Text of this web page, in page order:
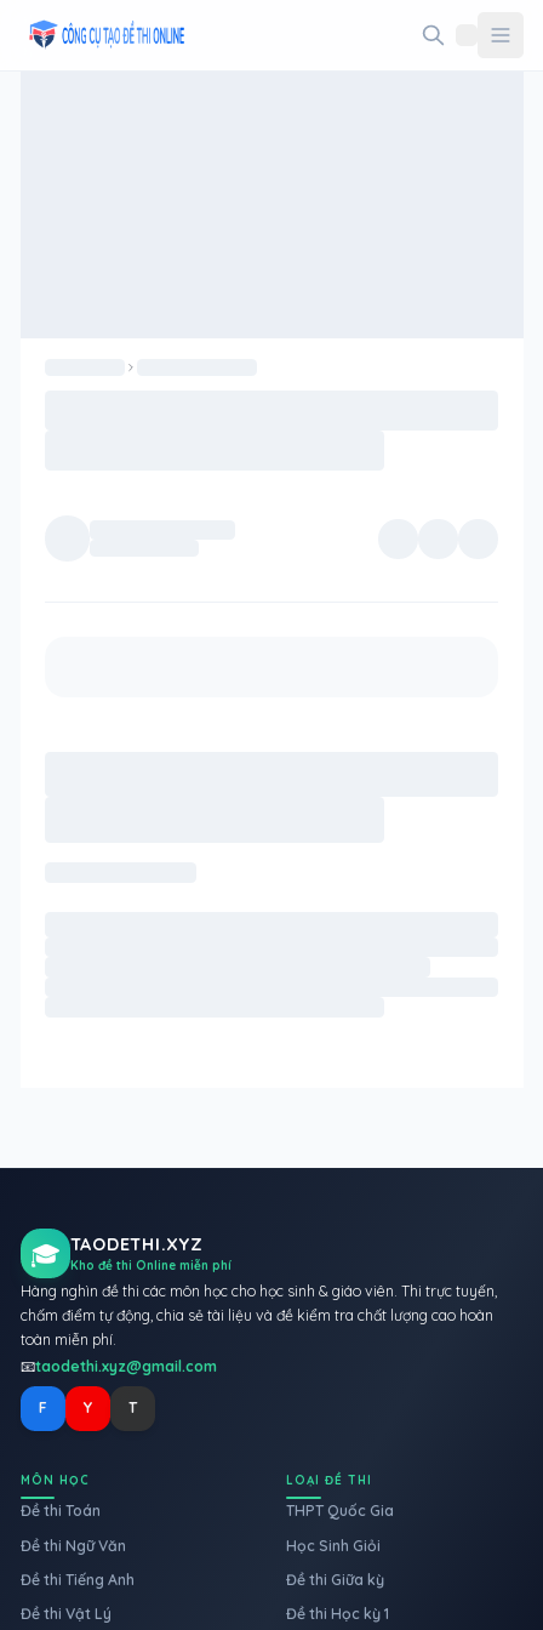
🎓 TAODETHI.XYZ
Kho đề thi Online miễn phí
Hàng nghìn đề thi các môn học cho học sinh & giáo viên. Thi trực tuyến,
chấm điểm tự động, chia sẻ tài liệu và đề kiểm tra chất lượng cao hoàn
toàn miễn phí.
📧taodethi.xyz@gmail.com
F Y T
MÔN HỌC
Đề thi Toán
Đề thi Ngữ Văn
Đề thi Tiếng Anh
Đề thi Vật Lý
LOẠI ĐỀ THI
THPT Quốc Gia
Học Sinh Giỏi
Đề thi Giữa kỳ
Đề thi Học kỳ 1